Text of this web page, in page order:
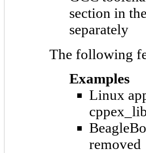
section in
separately
The following
Examples
Linux
removed